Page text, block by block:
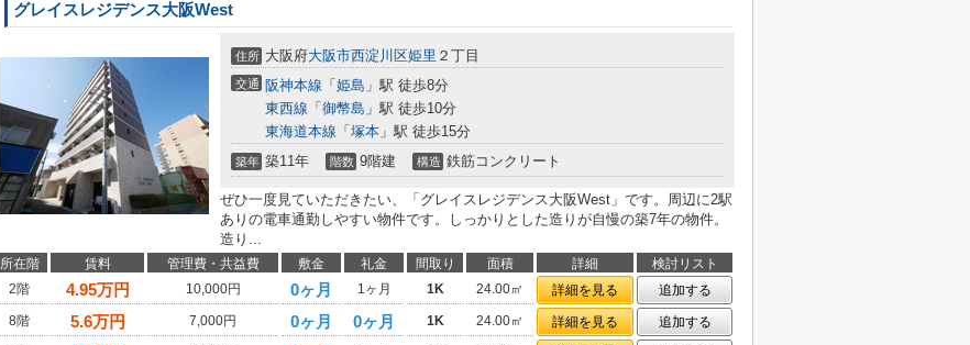
グレイスレジデンス大阪West
住所 大阪府大阪市西淀川区姫里 ２丁目
交通 阪神本線 「 姫島 」駅 徒歩8分
東西線 「 御幣島 」駅 徒歩10分
東海道本線 「 塚本 」駅 徒歩15分
築年 築11年 階数 9階建 構造 鉄筋コンクリート
ぜひ一度見ていただきたい、「グレイスレジデンス大阪West」です。周辺に2駅
ありの電車通勤しやすい物件です。しっかりとした造りが自慢の築7年の物件。
造り...
所在階 賃料 管理費・共益費 敷金 礼金 間取り 面積 詳細
検討リスト
2階
4.95万円 10,000円 0ヶ月 1ヶ月 1K 24.00㎡ 詳細を見る
追加する
8階
5.6万円 7,000円 0ヶ月 0ヶ月 1K 24.00㎡ 詳細を見る
追加する